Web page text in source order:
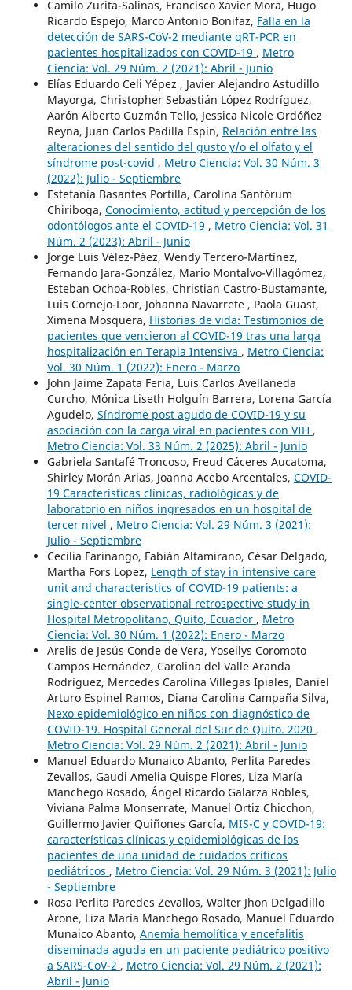
Camilo Zurita-Salinas, Francisco Xavier Mora, Hugo
Ricardo Espejo, Marco Antonio Bonifaz, Falla en la
detección de SARS-CoV-2 mediante qRT-PCR en
pacientes hospitalizados con COVID-19 , Metro
Ciencia: Vol. 29 Núm. 2 (2021): Abril - Junio
Elías Eduardo Celi Yépez , Javier Alejandro Astudillo
Mayorga, Christopher Sebastián López Rodríguez,
Aarón Alberto Guzmán Tello, Jessica Nicole Ordóñez
Reyna, Juan Carlos Padilla Espín, Relación entre las
alteraciones del sentido del gusto y/o el olfato y el
síndrome post-covid , Metro Ciencia: Vol. 30 Núm. 3
(2022): Julio - Septiembre
Estefanía Basantes Portilla, Carolina Santórum
Chiriboga, Conocimiento, actitud y percepción de los
odontólogos ante el COVID-19 , Metro Ciencia: Vol. 31
Núm. 2 (2023): Abril - Junio
Jorge Luis Vélez-Páez, Wendy Tercero-Martínez,
Fernando Jara-González, Mario Montalvo-Villagómez,
Esteban Ochoa-Robles, Christian Castro-Bustamante,
Luis Cornejo-Loor, Johanna Navarrete , Paola Guast,
Ximena Mosquera, Historias de vida: Testimonios de
pacientes que vencieron al COVID-19 tras una larga
hospitalización en Terapia Intensiva , Metro Ciencia:
Vol. 30 Núm. 1 (2022): Enero - Marzo
John Jaime Zapata Feria, Luis Carlos Avellaneda
Curcho, Mónica Liseth Holguín Barrera, Lorena García
Agudelo, Síndrome post agudo de COVID-19 y su
asociación con la carga viral en pacientes con VIH ,
Metro Ciencia: Vol. 33 Núm. 2 (2025): Abril - Junio
Gabriela Santafé Troncoso, Freud Cáceres Aucatoma,
Shirley Morán Arias, Joanna Acebo Arcentales, COVID-
19 Características clínicas, radiológicas y de
laboratorio en niños ingresados en un hospital de
tercer nivel , Metro Ciencia: Vol. 29 Núm. 3 (2021):
Julio - Septiembre
Cecilia Farinango, Fabián Altamirano, César Delgado,
Martha Fors Lopez, Length of stay in intensive care
unit and characteristics of COVID-19 patients: a
single-center observational retrospective study in
Hospital Metropolitano, Quito, Ecuador , Metro
Ciencia: Vol. 30 Núm. 1 (2022): Enero - Marzo
Arelis de Jesús Conde de Vera, Yoseilys Coromoto
Campos Hernández, Carolina del Valle Aranda
Rodríguez, Mercedes Carolina Villegas Ipiales, Daniel
Arturo Espinel Ramos, Diana Carolina Campaña Silva,
Nexo epidemiológico en niños con diagnóstico de
COVID-19. Hospital General del Sur de Quito. 2020 ,
Metro Ciencia: Vol. 29 Núm. 2 (2021): Abril - Junio
Manuel Eduardo Munaico Abanto, Perlita Paredes
Zevallos, Gaudi Amelia Quispe Flores, Liza María
Manchego Rosado, Ángel Ricardo Galarza Robles,
Viviana Palma Monserrate, Manuel Ortiz Chicchon,
Guillermo Javier Quiñones García, MIS-C y COVID-19:
características clínicas y epidemiológicas de los
pacientes de una unidad de cuidados críticos
pediátricos , Metro Ciencia: Vol. 29 Núm. 3 (2021): Julio
- Septiembre
Rosa Perlita Paredes Zevallos, Walter Jhon Delgadillo
Arone, Liza María Manchego Rosado, Manuel Eduardo
Munaico Abanto, Anemia hemolítica y encefalitis
diseminada aguda en un paciente pediátrico positivo
a SARS-CoV-2 , Metro Ciencia: Vol. 29 Núm. 2 (2021):
Abril - Junio